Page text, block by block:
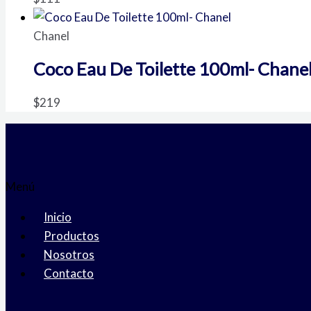
Chanel
Coco Eau De Toilette 100ml-
$219
Menú
Inicio
Productos
Nosotros
Contacto